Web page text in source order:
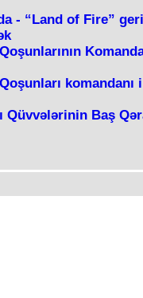
- “Land of Fire”
komandanı
Qüvvələrinin Baş